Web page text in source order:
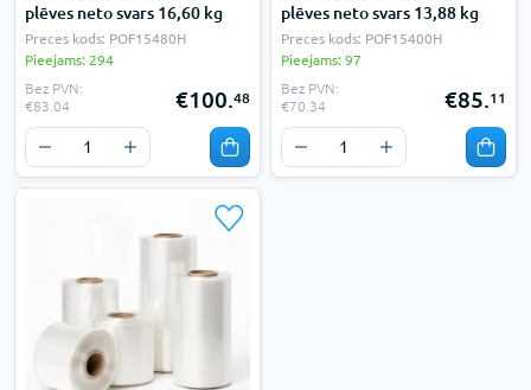
plēves neto svars 16,60 kg
Preces kods: POF15480H
Pieejams: 294
Bez PVN:
€83.04
€100.48
plēves neto svars 13,88 kg
Preces kods: POF15400H
Pieejams: 97
Bez PVN:
€70.34
€85.11